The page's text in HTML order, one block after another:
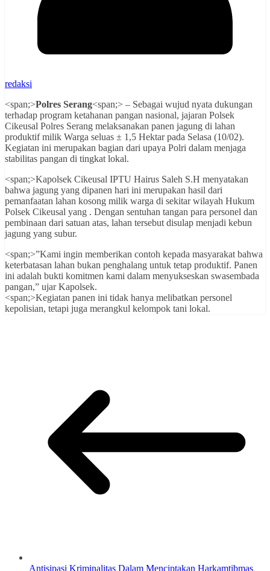
redaksi
<span;>Polres Serang<span;> – Sebagai wujud nyata dukungan
terhadap program ketahanan pangan nasional, jajaran Polsek
Cikeusal Polres Serang melaksanakan panen jagung di lahan
produktif milik Warga seluas ± 1,5 Hektar pada Selasa (10/02).
Kegiatan ini merupakan bagian dari upaya Polri dalam menjaga
stabilitas pangan di tingkat lokal.
<span;>Kapolsek Cikeusal IPTU Hairus Saleh S.H menyatakan
bahwa jagung yang dipanen hari ini merupakan hasil dari
pemanfaatan lahan kosong milik warga di sekitar wilayah Hukum
Polsek Cikeusal yang . Dengan sentuhan tangan para personel dan
pembinaan dari satuan atas, lahan tersebut disulap menjadi kebun
jagung yang subur.
<span;>”Kami ingin memberikan contoh kepada masyarakat bahwa
keterbatasan lahan bukan penghalang untuk tetap produktif. Panen
ini adalah bukti komitmen kami dalam menyukseskan swasembada
pangan,” ujar Kapolsek.
<span;>Kegiatan panen ini tidak hanya melibatkan personel
kepolisian, tetapi juga merangkul kelompok tani lokal.
Antisipasi Kriminalitas Dalam Menciptakan Harkamtibmas